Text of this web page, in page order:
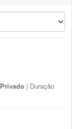
Privado | Duração